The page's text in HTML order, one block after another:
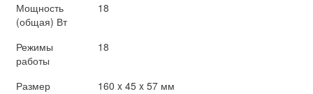
Мощность
(общая) Вт
18
Режимы
работы
18
Размер
160 x 45 x 57 мм